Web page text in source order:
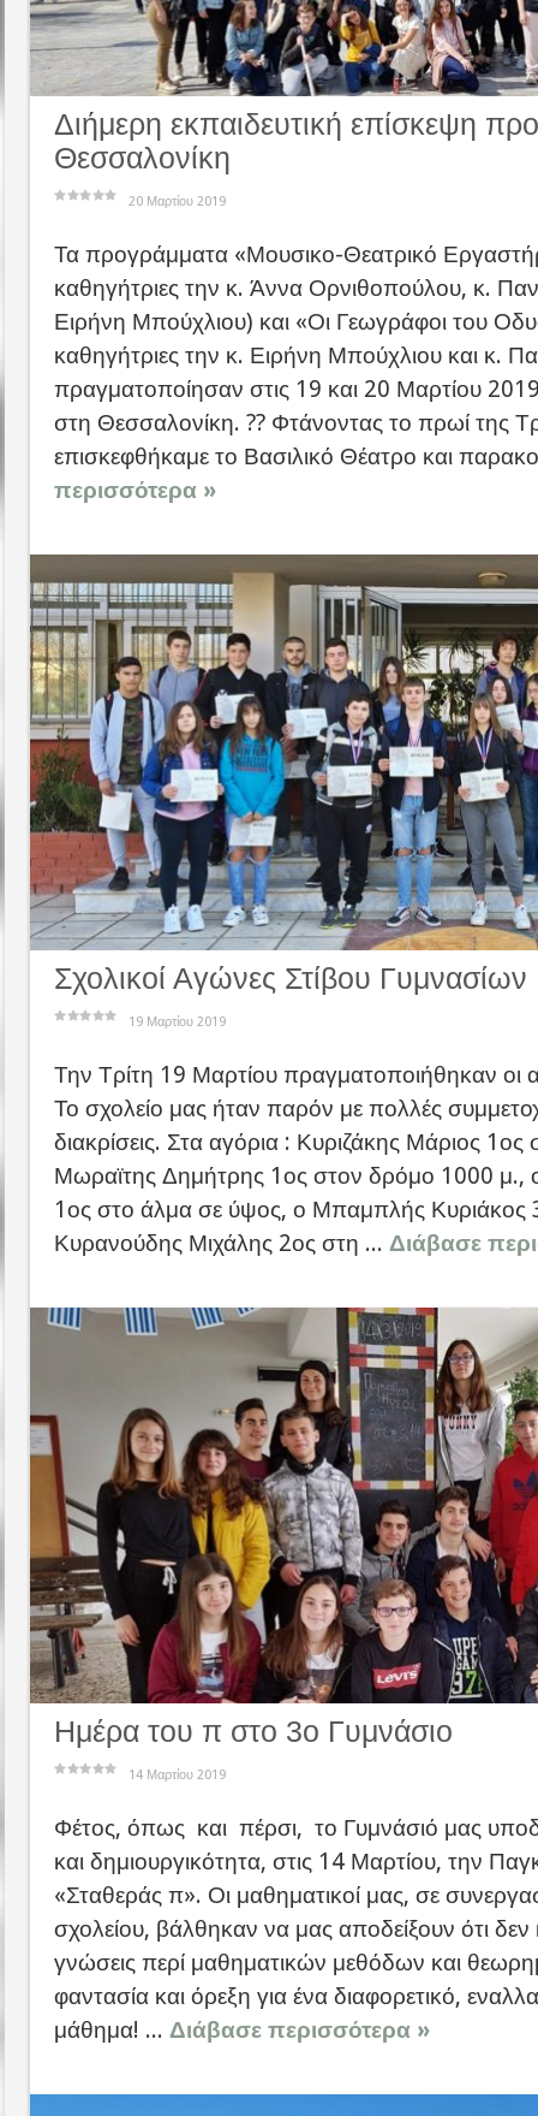
Διήμερη εκπαιδευτική επίσκεψη
Θεσσαλονίκη
20 Μαρτίου 2019
Τα προγράμματα «Μουσικο-Θεατρικό
καθηγήτριες την κ. Άννα Ορνιθοπούλου, κ.
Ειρήνη Μπούχλιου) και «Οι Γεωγράφοι του
καθηγήτριες την κ. Ειρήνη Μπούχλιου και κ.
πραγματοποίησαν στις 19 και 20 Μαρτίου
στη Θεσσαλονίκη. ?? Φτάνοντας το πρωί της
επισκεφθήκαμε το Βασιλικό Θέατρο και
περισσότερα »
Σχολικοί Αγώνες Στίβου Γυμνασίων
19 Μαρτίου 2019
Την Τρίτη 19 Μαρτίου πραγματοποιήθηκαν
Το σχολείο μας ήταν παρόν με πολλές
διακρίσεις. Στα αγόρια : Κυριζάκης Μάριος
Μωραϊτης Δημήτρης 1ος στον δρόμο 1000 μ.,
1ος στο άλμα σε ύψος, ο Μπαμπλής Κυριάκος
Κυρανούδης Μιχάλης 2ος στη ... Διάβασε
Ημέρα του π στο 3ο Γυμνάσιο
14 Μαρτίου 2019
Φέτος, όπως και πέρσι, το Γυμνάσιό μας
και δημιουργικότητα, στις 14 Μαρτίου, την
«Σταθεράς π». Οι μαθηματικοί μας, σε
σχολείου, βάλθηκαν να μας αποδείξουν ότι δεν
γνώσεις περί μαθηματικών μεθόδων και
φαντασία και όρεξη για ένα διαφορετικό,
μάθημα! ... Διάβασε περισσότερα »